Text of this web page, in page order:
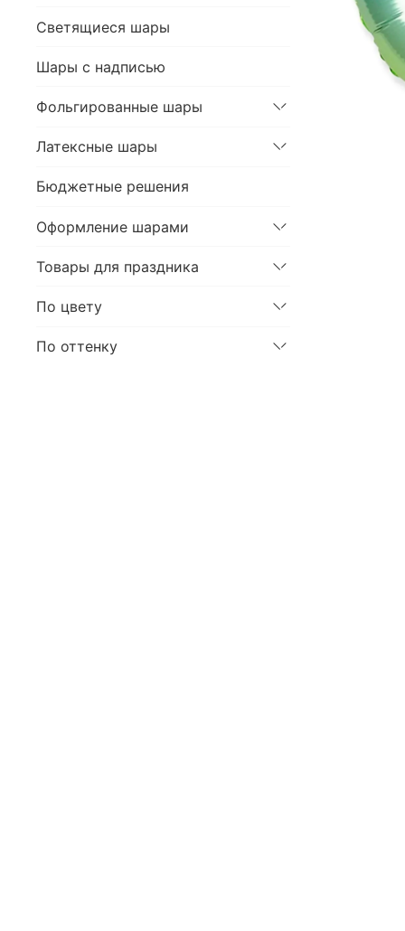
Светящиеся шары
Шары с надписью
Фольгированные шары
Латексные шары
Бюджетные решения
Оформление шарами
Товары для праздника
По цвету
По оттенку